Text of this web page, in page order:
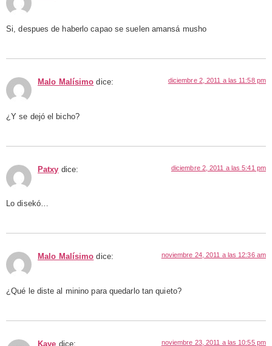
Si, despues de haberlo capao se suelen amansá musho
Malo Malísimo dice: diciembre 2, 2011 a las 11:58 pm
¿Y se dejó el bicho?
Patxy dice: diciembre 2, 2011 a las 5:41 pm
Lo disekó…
Malo Malísimo dice: noviembre 24, 2011 a las 12:36 am
¿Qué le diste al minino para quedarlo tan quieto?
Kaye dice: noviembre 23, 2011 a las 10:55 pm